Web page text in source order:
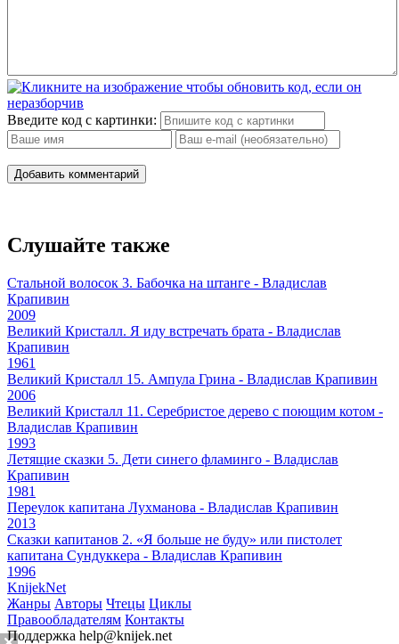
Введите код с картинки:
Добавить комментарий
Слушайте также
Стальной волосок 3. Бабочка на штанге - Владислав
Крапивин
2009
Великий Кристалл. Я иду встречать брата - Владислав
Крапивин
1961
Великий Кристалл 15. Ампула Грина - Владислав Крапивин
2006
Великий Кристалл 11. Серебристое дерево с поющим котом -
Владислав Крапивин
1993
Летящие сказки 5. Дети синего фламинго - Владислав
Крапивин
1981
Переулок капитана Лухманова - Владислав Крапивин
2013
Сказки капитанов 2. «Я больше не буду» или пистолет
капитана Сундуккера - Владислав Крапивин
1996
KnijekNet
Жанры Авторы Чтецы Циклы
Правообладателям Контакты
Поддержка help@knijek.net